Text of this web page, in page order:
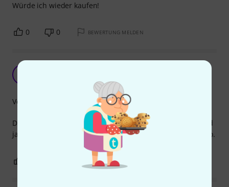
Würde ich wieder kaufen!
0 0 BEWERTUNG MELDEN
J.D. Sound 11.02.2022
Das Kabel wirkt robust, gerade die Steckverbindungen sind
ja bei den meisten ein Schwachpunkt. Dem ist hier nicht so.
Verarbeitung
BEWERTUNG MELDEN